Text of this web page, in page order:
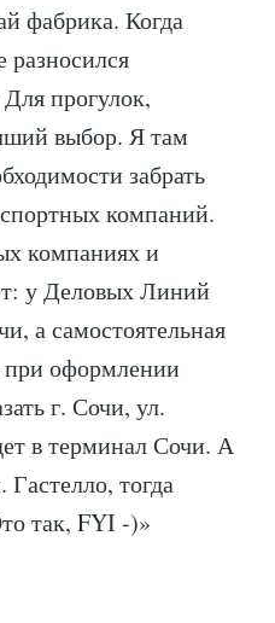
фабрика. Когда
разносился
прогулок,
выбор. Я там
забрать
компаний.
компаниях и
у Деловых Линий
а самостоятельная
при оформлении
г. Сочи, ул.
в терминал Сочи. А
тогда
так, FYI -)»